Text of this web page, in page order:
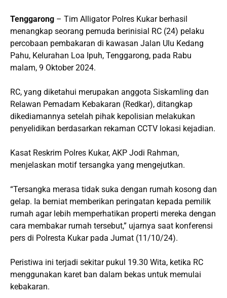
Tenggarong – Tim Alligator Polres Kukar berhasil
menangkap seorang pemuda berinisial RC (24) pelaku
percobaan pembakaran di kawasan Jalan Ulu Kedang
Pahu, Kelurahan Loa Ipuh, Tenggarong, pada Rabu
malam, 9 Oktober 2024.
RC, yang diketahui merupakan anggota Siskamling dan
Relawan Pemadam Kebakaran (Redkar), ditangkap
dikediamannya setelah pihak kepolisian melakukan
penyelidikan berdasarkan rekaman CCTV lokasi kejadian.
Kasat Reskrim Polres Kukar, AKP Jodi Rahman,
menjelaskan motif tersangka yang mengejutkan.
“Tersangka merasa tidak suka dengan rumah kosong dan
gelap. Ia berniat memberikan peringatan kepada pemilik
rumah agar lebih memperhatikan properti mereka dengan
cara membakar rumah tersebut,” ujarnya saat konferensi
pers di Polresta Kukar pada Jumat (11/10/24).
Peristiwa ini terjadi sekitar pukul 19.30 Wita, ketika RC
menggunakan karet ban dalam bekas untuk memulai
kebakaran.